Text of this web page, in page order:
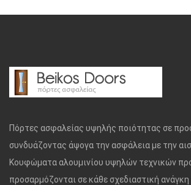
Πόρτες ασφαλείας υψηλής ποιότητας σε
συνδυάζοντας άψογα την ασφάλεια με την
Κουφώματα αλουμινίου υψηλών τεχνικών
προσαρμόζονται σε κάθε σχεδιαστική